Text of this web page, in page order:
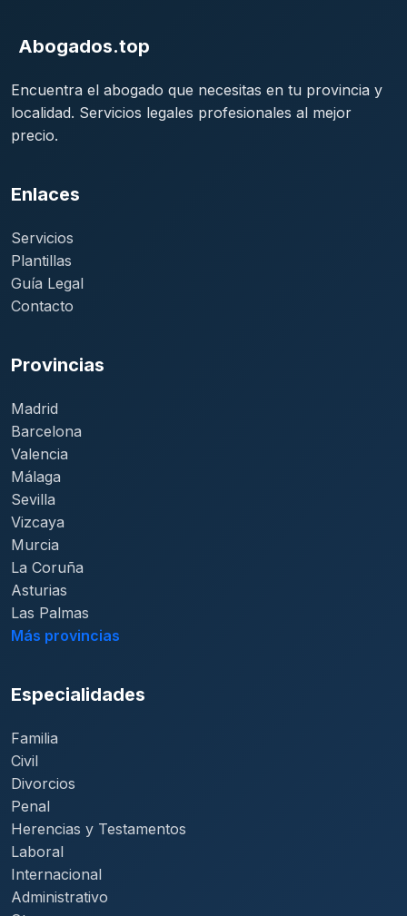
Abogados.top
Encuentra el abogado que necesitas en tu provincia y
localidad. Servicios legales profesionales al mejor
precio.
Enlaces
Servicios
Plantillas
Guía Legal
Contacto
Provincias
Madrid
Barcelona
Valencia
Málaga
Sevilla
Vizcaya
Murcia
La Coruña
Asturias
Las Palmas
Más provincias
Especialidades
Familia
Civil
Divorcios
Penal
Herencias y Testamentos
Laboral
Internacional
Administrativo